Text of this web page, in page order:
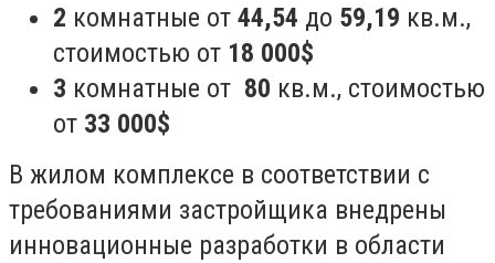
2 комнатные от 44,54 до 59,19 кв.м.,
стоимостью от 18 000$
3 комнатные от 80 кв.м., стоимостью
от 33 000$
В жилом комплексе в соответствии с
требованиями застройщика внедрены
инновационные разработки в области